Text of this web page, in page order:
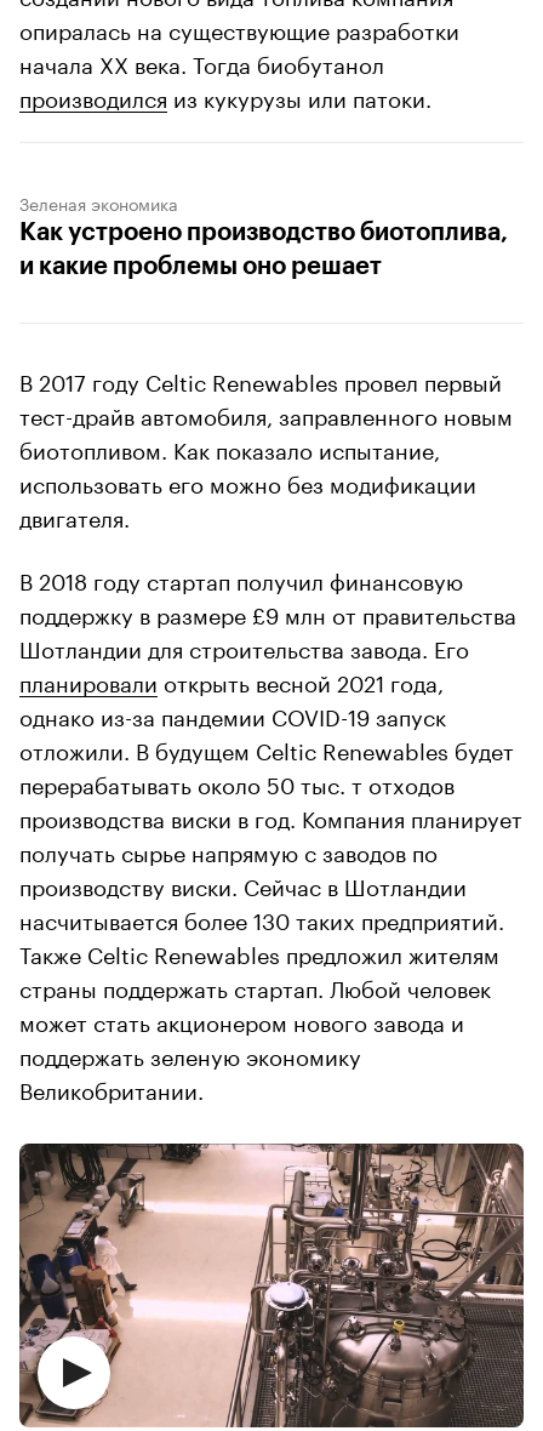
опиралась на существующие разработки
начала XX века. Тогда биобутанол
производился из кукурузы или патоки.
Зеленая экономика
Как устроено производство биотоплива,
и какие проблемы оно решает
В 2017 году Celtic Renewables провел первый
тест-драйв автомобиля, заправленного новым
биотопливом. Как показало испытание,
использовать его можно без модификации
двигателя.
В 2018 году стартап получил финансовую
поддержку в размере £9 млн от правительства
Шотландии для строительства завода. Его
планировали открыть весной 2021 года,
однако из-за пандемии COVID-19 запуск
отложили. В будущем Celtic Renewables будет
перерабатывать около 50 тыс. т отходов
производства виски в год. Компания планирует
получать сырье напрямую с заводов по
производству виски. Сейчас в Шотландии
насчитывается более 130 таких предприятий.
Также Celtic Renewables предложил жителям
страны поддержать стартап. Любой человек
может стать акционером нового завода и
поддержать зеленую экономику
Великобритании.